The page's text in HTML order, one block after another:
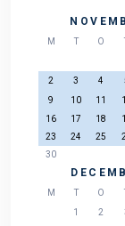
M T O
2
3 4
9
10 11
16
17 18
23
24 25
30
M T O
1
2